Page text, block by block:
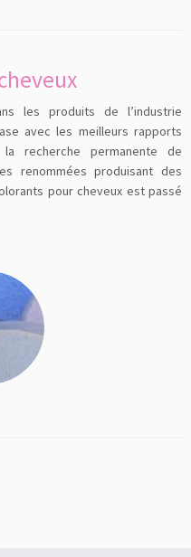
les produits de l’industrie
avec les meilleurs rapports
recherche permanente de
renommées produisant des
pour cheveux est passé